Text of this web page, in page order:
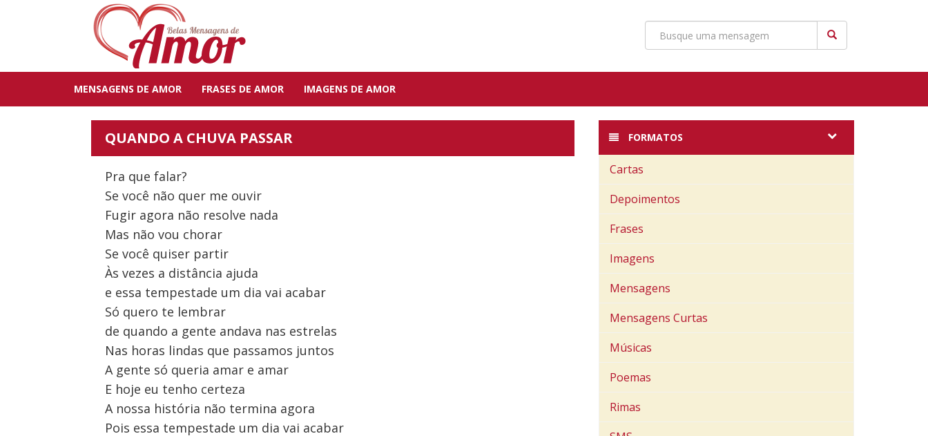
MENSAGENS DE AMOR FRASES DE AMOR IMAGENS DE AMOR
QUANDO A CHUVA PASSAR
Pra que falar?
Se você não quer me ouvir
Fugir agora não resolve nada
Mas não vou chorar
Se você quiser partir
Às vezes a distância ajuda
e essa tempestade um dia vai acabar
Só quero te lembrar
de quando a gente andava nas estrelas
Nas horas lindas que passamos juntos
A gente só queria amar e amar
E hoje eu tenho certeza
A nossa história não termina agora
Pois essa tempestade um dia vai acabar
FORMATOS
Cartas
Depoimentos
Frases
Imagens
Mensagens
Mensagens Curtas
Músicas
Poemas
Rimas